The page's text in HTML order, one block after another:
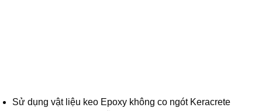
Sử dụng vật liệu keo Epoxy không co ngót Keracrete